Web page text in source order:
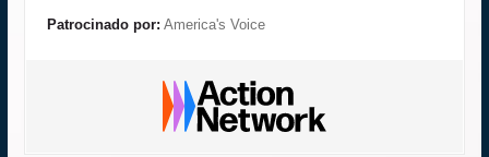
Patrocinado por: America's Voice